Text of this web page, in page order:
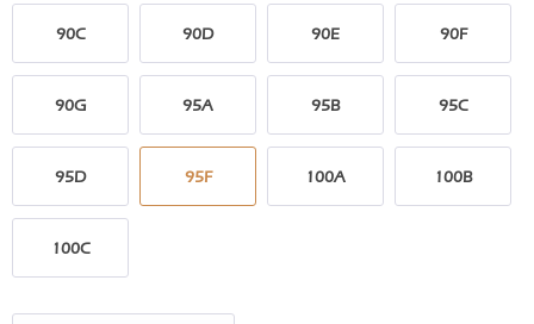
90C 90D 90E 90F
90G 95A 95B 95C
95D 95F 100A 100B
100C